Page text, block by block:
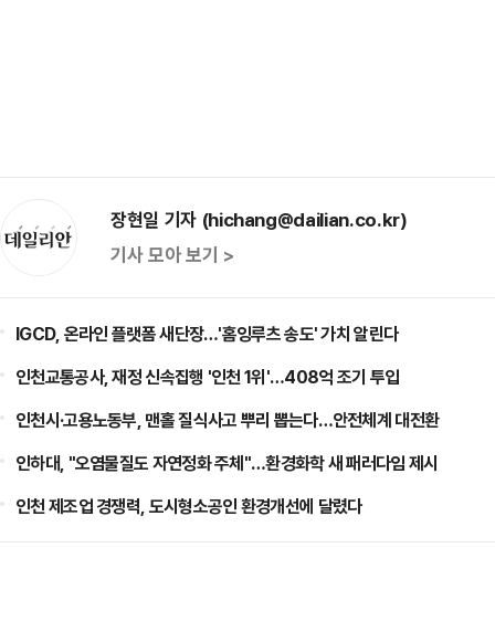
장현일 기자 (hichang@dailian.co.kr)
기사 모아 보기 >
IGCD, 온라인 플랫폼 새단장…'홈잉루츠 송도' 가치 알린다
인천교통공사, 재정 신속집행 '인천 1위'…408억 조기 투입
인천시·고용노동부, 맨홀 질식사고 뿌리 뽑는다…안전체계 대전환
인하대, "오염물질도 자연정화 주체"…환경화학 새 패러다임 제시
인천 제조업 경쟁력, 도시형소공인 환경개선에 달렸다